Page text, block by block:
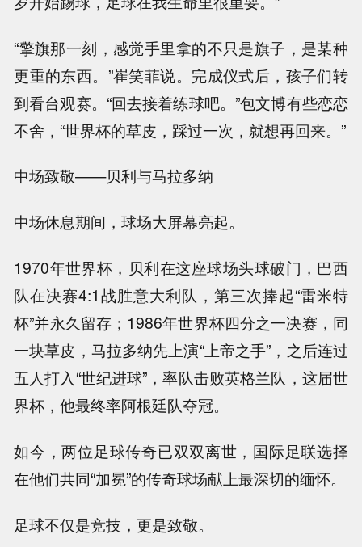
“擎旗那一刻，感觉手里拿的不只是旗子，是某种
更重的东西。”崔笑菲说。完成仪式后，孩子们转
到看台观赛。“回去接着练球吧。”包文博有些恋恋
不舍，“世界杯的草皮，踩过一次，就想再回来。”
中场致敬——贝利与马拉多纳
中场休息期间，球场大屏幕亮起。
1970年世界杯，贝利在这座球场头球破门，巴西
队在决赛4:1战胜意大利队，第三次捧起“雷米特
杯”并永久留存；1986年世界杯四分之一决赛，同
一块草皮，马拉多纳先上演“上帝之手”，之后连过
五人打入“世纪进球”，率队击败英格兰队，这届世
界杯，他最终率阿根廷队夺冠。
如今，两位足球传奇已双双离世，国际足联选择
在他们共同“加冕”的传奇球场献上最深切的缅怀。
足球不仅是竞技，更是致敬。